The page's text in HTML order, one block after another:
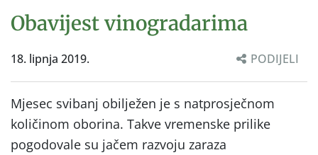
Obavijest vinogradarima
18. lipnja 2019. PODIJELI
Mjesec svibanj obilježen je s natprosječnom
količinom oborina. Takve vremenske prilike
pogodovale su jačem razvoju zaraza